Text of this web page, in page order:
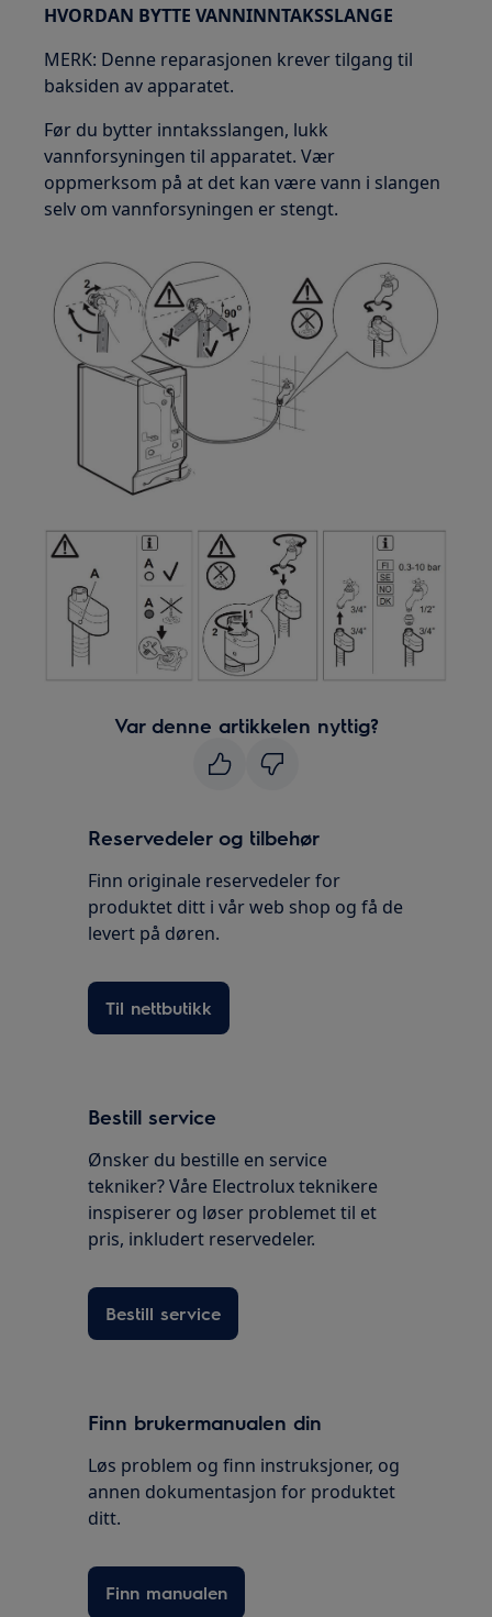
HVORDAN BYTTE VANNINNTAKSSLANGE
MERK: Denne reparasjonen krever tilgang til
baksiden av apparatet.
Før du bytter inntaksslangen, lukk
vannforsyningen til apparatet. Vær
oppmerksom på at det kan være vann i slangen
selv om vannforsyningen er stengt.
Var denne artikkelen nyttig?
Reservedeler og tilbehør
Finn originale reservedeler for
produktet ditt i vår web shop og få de
levert på døren.
Til nettbutikk
Bestill service
Ønsker du bestille en service
tekniker? Våre Electrolux teknikere
inspiserer og løser problemet til et
pris, inkludert reservedeler.
Bestill service
Finn brukermanualen din
Løs problem og finn instruksjoner, og
annen dokumentasjon for produktet
ditt.
Finn manualen